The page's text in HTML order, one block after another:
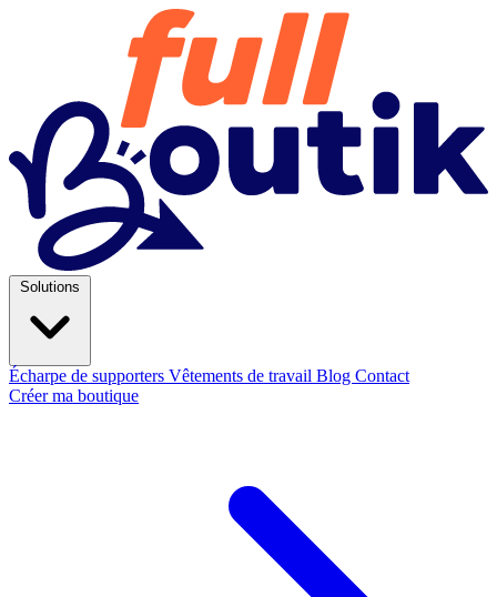
Solutions
Écharpe de supporters Vêtements de travail Blog Contact
Créer ma boutique